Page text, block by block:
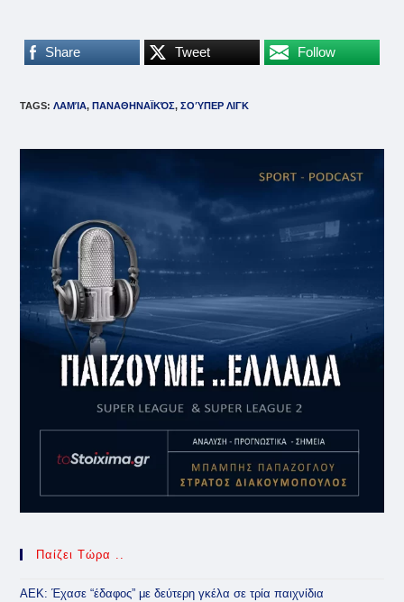
Share Tweet Follow
TAGS:ΛΑΜΊΑ, ΠΑΝΑΘΗΝΑΪΚΌΣ, ΣΟΎΠΕΡ ΛΙΓΚ
Παίζει Τώρα ..
ΑΕΚ: Έχασε “έδαφος” με δεύτερη γκέλα σε τρία παιχνίδια